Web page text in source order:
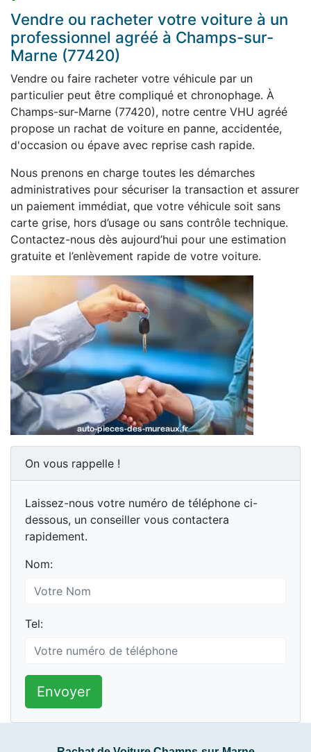
Vendre ou racheter votre voiture à un
professionnel agréé à Champs-sur-
Marne (77420)
Vendre ou faire racheter votre véhicule par un
particulier peut être compliqué et chronophage. À
Champs-sur-Marne (77420), notre centre VHU agréé
propose un rachat de voiture en panne, accidentée,
d'occasion ou épave avec reprise cash rapide.
Nous prenons en charge toutes les démarches
administratives pour sécuriser la transaction et assurer
un paiement immédiat, que votre véhicule soit sans
carte grise, hors d’usage ou sans contrôle technique.
Contactez-nous dès aujourd’hui pour une estimation
gratuite et l’enlèvement rapide de votre voiture.
On vous rappelle !
Laissez-nous votre numéro de téléphone ci-
dessous, un conseiller vous contactera
rapidement.
Nom:
Tel:
Envoyer